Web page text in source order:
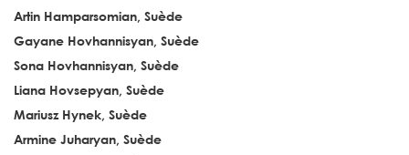
Artin Hamparsomian, Suède
Gayane Hovhannisyan, Suède
Sona Hovhannisyan, Suède
Liana Hovsepyan, Suède
Mariusz Hynek, Suède
Armine Juharyan, Suède